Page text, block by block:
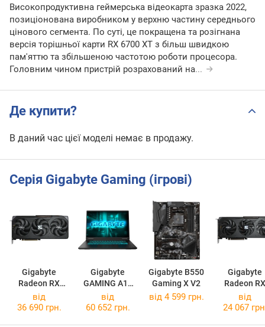
Високопродуктивна геймерська відеокарта зразка 2022,
позиціонована виробником у верхню частину середнього
цінового сегмента. По суті, це покращена та розігнана
версія торішньої карти RX 6700 XT з більш швидкою
пам'яттю та збільшеною частотою роботи процесора.
Головним чином пристрій розрахований на...
Де купити?
В даний час цієї моделі немає в продажу.
Серія Gigabyte Gaming (ігрові)
Gigabyte
Radeon RX
9070 XT
GAMING OC
Gigabyte
GAMING A16
3WH
[3WHK3EE894SD]
Gigabyte B550
Gaming X V2
Gigabyte
Radeon RX
9060 XT
GAMING
від
36 690 грн.
від
60 652 грн.
від 4 599 грн.
від
24 067